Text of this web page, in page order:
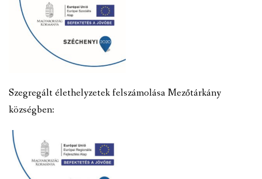
Szegregált élethelyzetek felszámolása Mezőtárkány
községben: